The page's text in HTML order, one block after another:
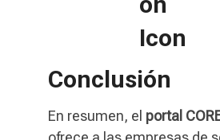
Conclusión
En resumen, el portal